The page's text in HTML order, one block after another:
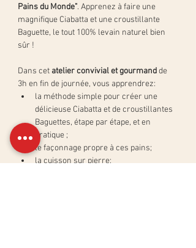
Pains du Monde". Apprenez à faire une
magnifique Ciabatta et une croustillante
Baguette, le tout 100% levain naturel bien
sûr !
Dans cet atelier convivial et gourmand de
3h en fin de journée, vous apprendrez:
la méthode simple pour créer une
délicieuse Ciabatta et de croustillantes
Baguettes, étape par étape, et en
pratique ;
le façonnage propre à ces pains;
la cuisson sur pierre;